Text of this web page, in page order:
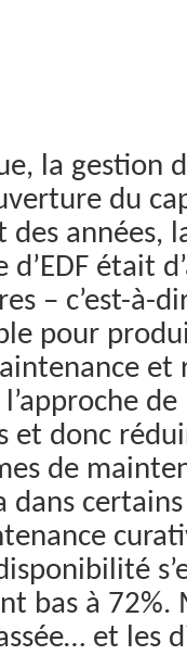
la gestion
du
des
était
– c’est-à-
pour
et
et donc
de
dans
bas à
et les